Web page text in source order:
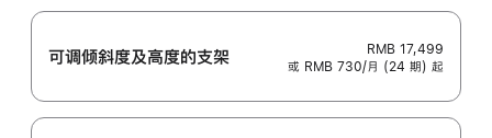
可调倾斜度及高‍度的支‍架
RMB 17,499
或 RMB 730/月 (24 期) 起